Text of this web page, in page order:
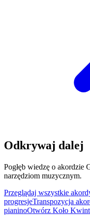
Odkrywaj dalej
Pogłęb wiedzę o akordzie
narzędziom muzycznym.
Przeglądaj wszystkie
progresjeTranspozycja
pianinoOtwórz Koło